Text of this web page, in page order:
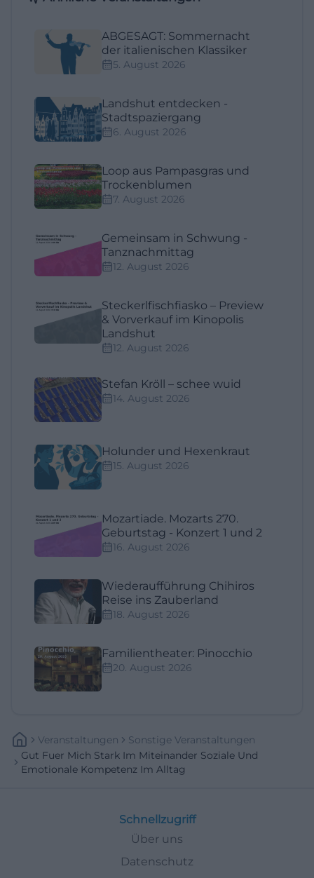
ABGESAGT: Sommernacht
der italienischen Klassiker
5. August 2026
Landshut entdecken -
Stadtspaziergang
6. August 2026
Loop aus Pampasgras und
Trockenblumen
7. August 2026
Gemeinsam in Schwung -
Tanznachmittag
12. August 2026
Steckerlfischfiasko – Preview
& Vorverkauf im Kinopolis
Landshut
12. August 2026
Stefan Kröll – schee wuid
14. August 2026
Holunder und Hexenkraut
15. August 2026
Mozartiade. Mozarts 270.
Geburtstag - Konzert 1 und 2
16. August 2026
Wiederaufführung Chihiros
Reise ins Zauberland
18. August 2026
Familientheater: Pinocchio
20. August 2026
Veranstaltungen
Sonstige Veranstaltungen
Gut Fuer Mich Stark Im Miteinander Soziale Und
Emotionale Kompetenz Im Alltag
Schnellzugriff
Über uns
Datenschutz